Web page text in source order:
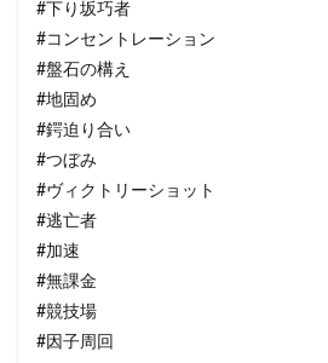
#下り坂巧者
#コンセントレーション
#盤石の構え
#地固め
#鍔迫り合い
#つぼみ
#ヴィクトリーショット
#逃亡者
#加速
#無課金
#競技場
#因子周回